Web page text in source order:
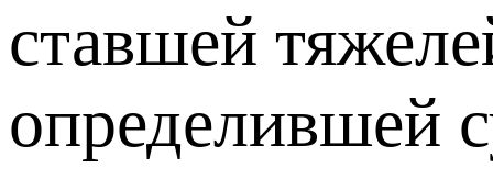
ставшей
определившей